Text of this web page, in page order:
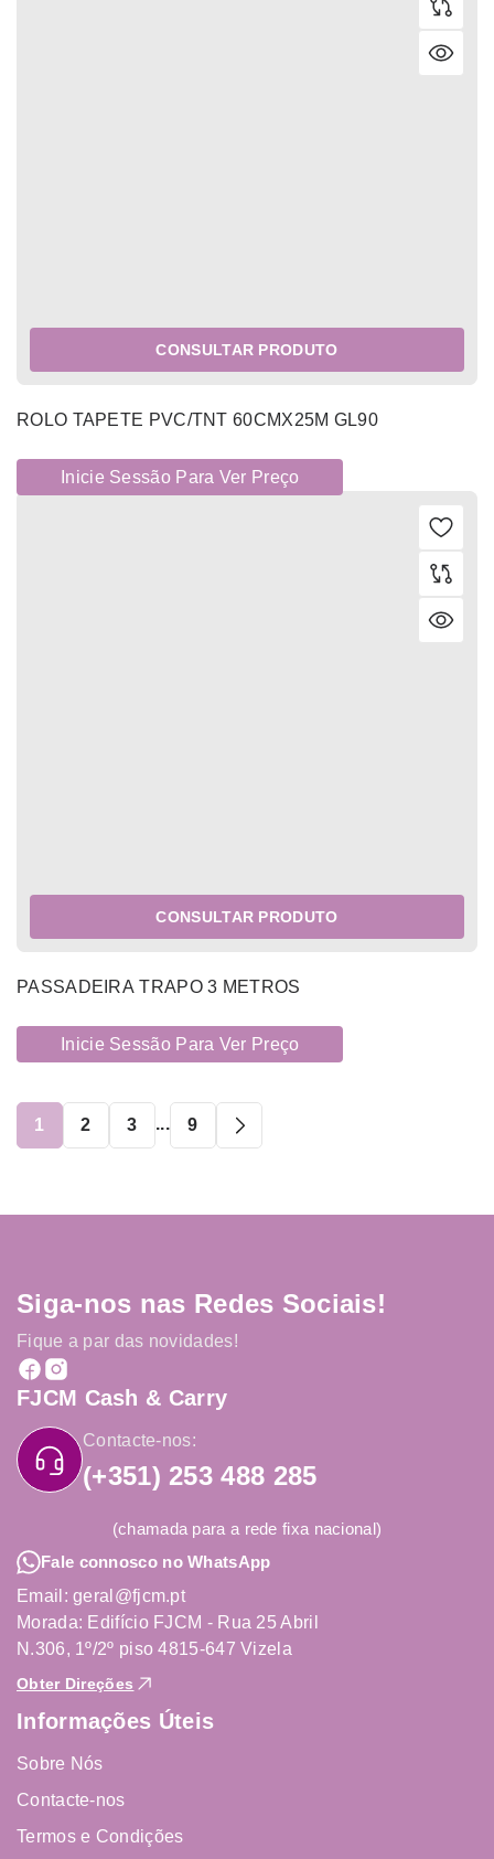
CONSULTAR PRODUTO
ROLO TAPETE PVC/TNT 60CMX25M GL90
Inicie Sessão Para Ver Preço
CONSULTAR PRODUTO
PASSADEIRA TRAPO 3 METROS
Inicie Sessão Para Ver Preço
1 2 3 ... 9
Siga-nos nas Redes Sociais!
Fique a par das novidades!
FJCM Cash & Carry
Contacte-nos:
(+351) 253 488 285
(chamada para a rede fixa nacional)
Fale connosco no WhatsApp
Email: geral@fjcm.pt
Morada: Edifício FJCM - Rua 25 Abril
N.306, 1º/2º piso 4815-647 Vizela
Obter Direções
Informações Úteis
Sobre Nós
Contacte-nos
Termos e Condições